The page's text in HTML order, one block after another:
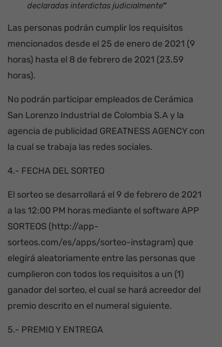
declaradas interdictas judicialmente”
Las personas podrán cumplir los requisitos
mencionados desde el 25 de enero de 2021 (9
horas) hasta el 8 de febrero de 2021 (23.59
horas).
No podrán participar empleados de Cerámica
San Lorenzo Industrial de Colombia S.A y la
agencia de publicidad GREATNESS AGENCY con
la cual se trabaja las redes sociales.
4.- FECHA DEL SORTEO
El sorteo se desarrollará el 9 de febrero de 2021
a las 12:00 PM horas mediante el software APP
SORTEOS (http://app-
sorteos.com/es/apps/sorteo-instagram) que
elegirá aleatoriamente entre las personas que
cumplieron con todos los requisitos a un (1)
ganador del sorteo, el cual se hará acreedor del
premio descrito en el numeral siguiente.
5.- PREMIO Y ENTREGA